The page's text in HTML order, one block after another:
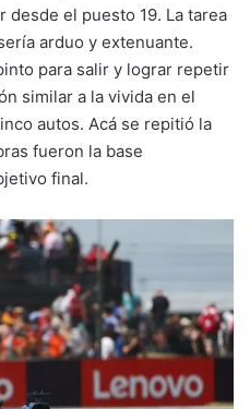
desde el puesto 19. La tarea
arduo y extenuante.
para salir y lograr repetir
similar a la vivida en el
autos. Acá se repitió la
fueron la base
final.